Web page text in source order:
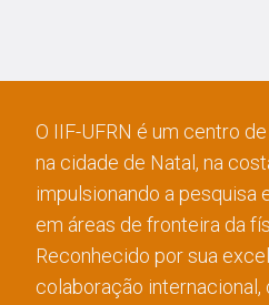
O IIF-UFRN é um centro
na cidade de Natal, na
impulsionando a pesquisa
em áreas de fronteira da
Reconhecido por sua
colaboração